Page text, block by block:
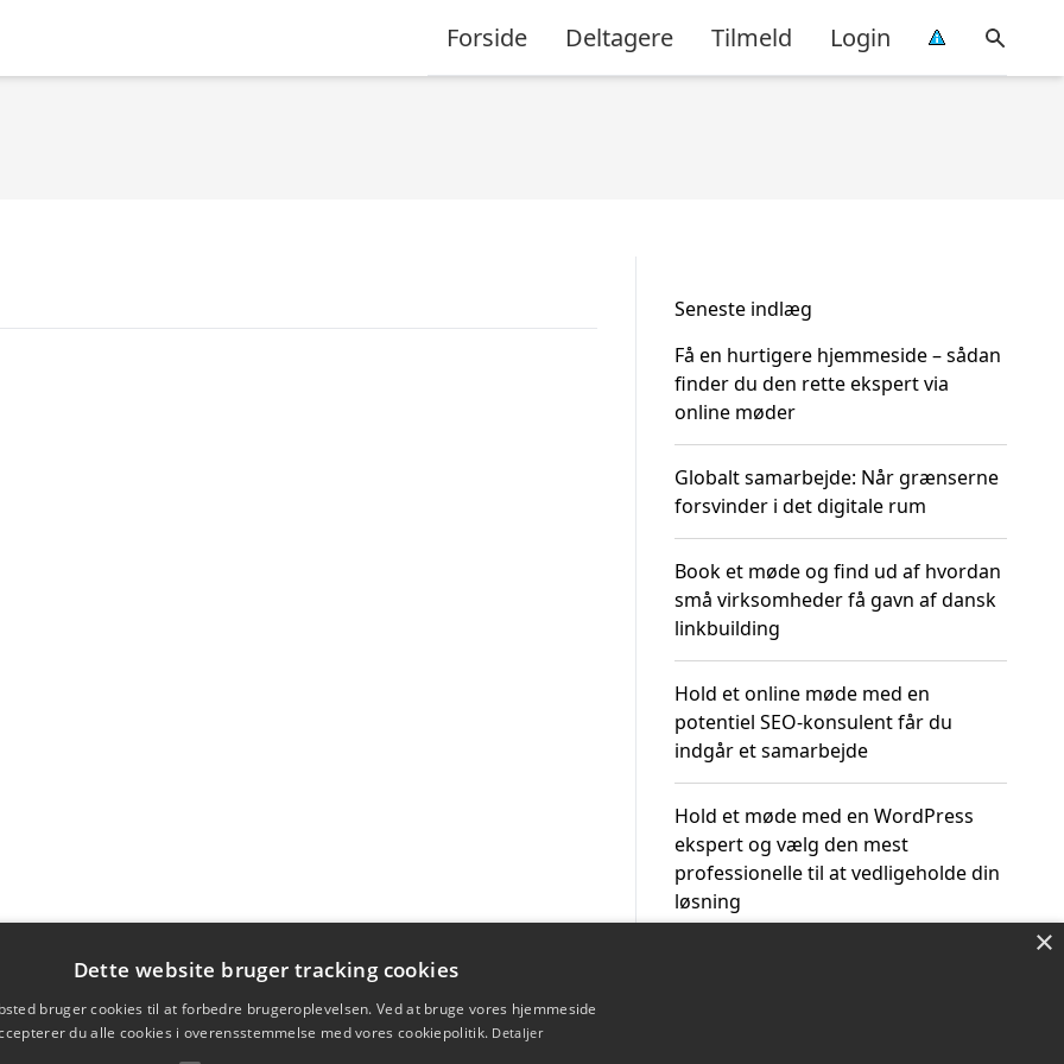
Forside Deltagere Tilmeld Login
Seneste indlæg
Få en hurtigere hjemmeside – sådan
finder du den rette ekspert via
online møder
Globalt samarbejde: Når grænserne
forsvinder i det digitale rum
Book et møde og find ud af hvordan
små virksomheder få gavn af dansk
linkbuilding
Hold et online møde med en
potentiel SEO-konsulent får du
indgår et samarbejde
Hold et møde med en WordPress
ekspert og vælg den mest
professionelle til at vedligeholde din
løsning
×
Dette website bruger tracking cookies
bruger cookies til at forbedre brugeroplevelsen. Ved at bruge vores hjemmeside
du alle cookies i overensstemmelse med vores cookiepolitik. Detaljer